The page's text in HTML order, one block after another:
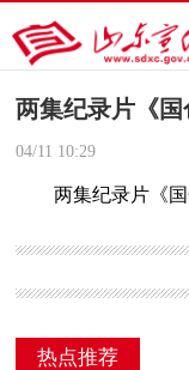
两集纪录片《
04/11 10:29
两集纪录片《国
热点推荐